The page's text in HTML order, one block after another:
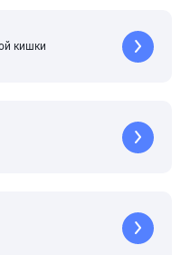
кишки